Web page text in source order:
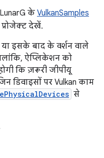
के VulkanSamples
प्रोजेक्ट देखें.
या इसके बाद के वर्शन वाले
ऐप्लिकेशन को
कि ज़रूरी जीपीयू
डिवाइसों पर Vulkan काम
से